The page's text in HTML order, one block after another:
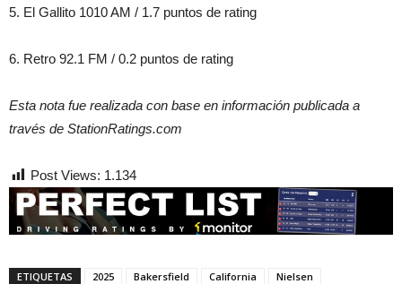
5. El Gallito 1010 AM / 1.7 puntos de rating
6. Retro 92.1 FM / 0.2 puntos de rating
Esta nota fue realizada con base en información publicada a
través de StationRatings.com
Post Views: 1.134
ETIQUETAS 2025 Bakersfield California
Nielsen